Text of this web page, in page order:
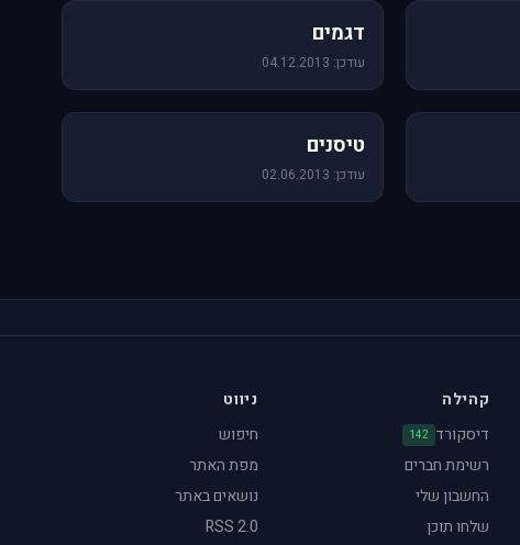
דגמים
עודכן: 04.12.2013
טיסנים
עודכן: 02.06.2013
קהילה
דיסקורד 142
רשימת חברים
החשבון שלי
שלחו תוכן
ניווט
חיפוש
מפת האתר
נושאים באתר
RSS 2.0